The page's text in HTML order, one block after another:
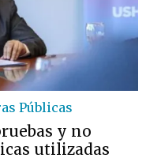
Públicas
y no
utilizadas